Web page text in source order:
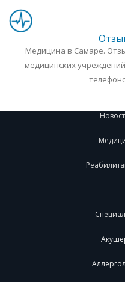
Медицина в Самаре.
медицинских